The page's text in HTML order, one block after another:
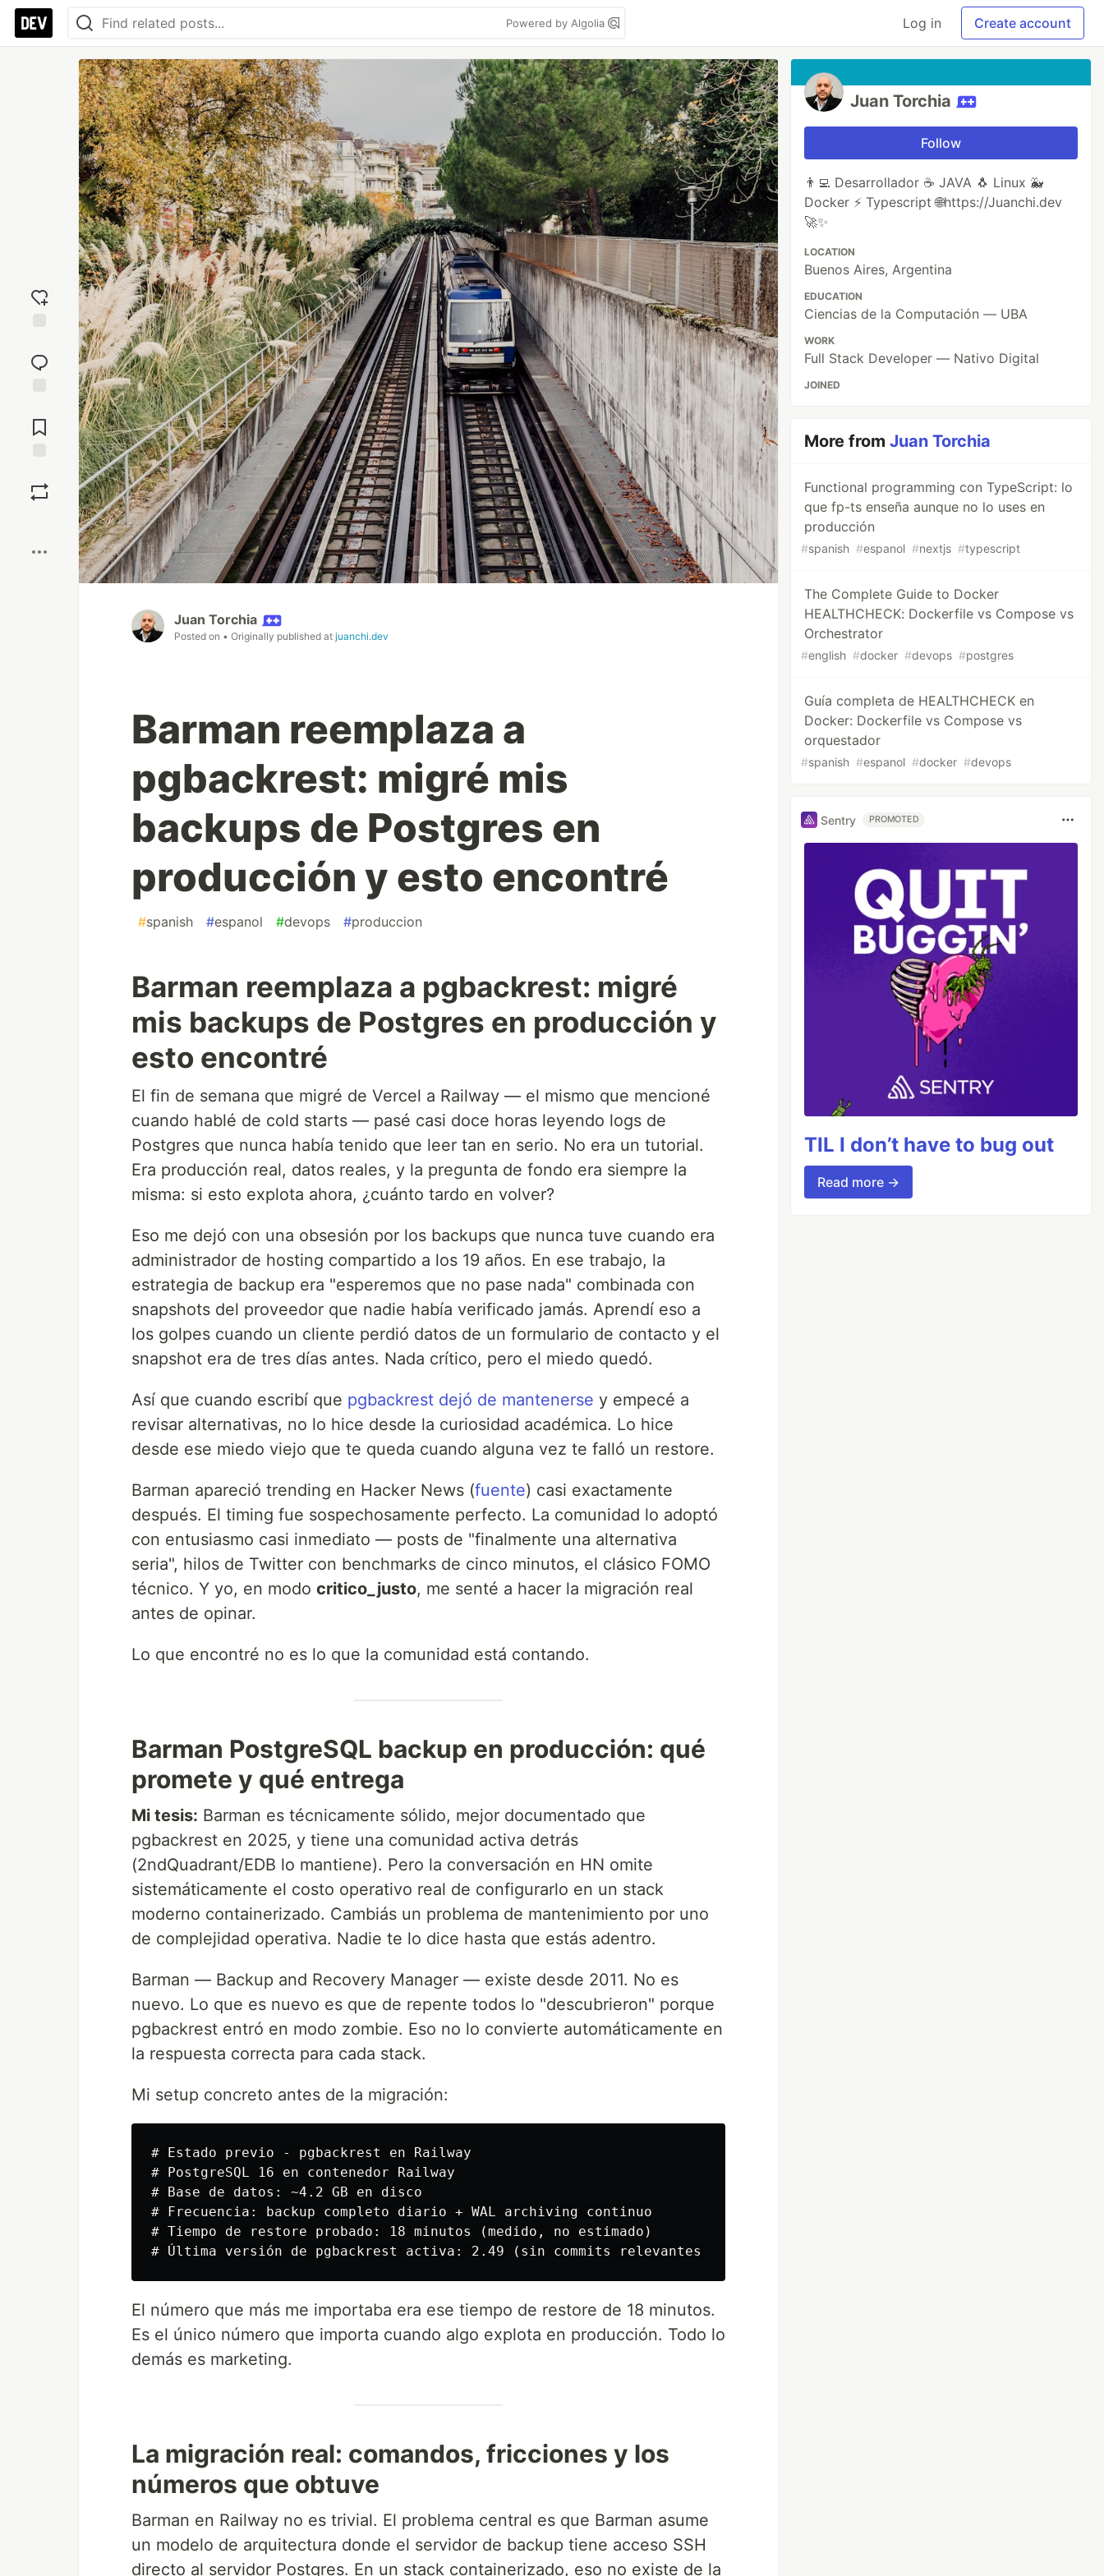
Powered by Algolia Log in Create account
reaction
Comments
Juan Torchia
Posted on • Originally published at juanchi.dev
Barman reemplaza a
pgbackrest: migré mis
backups de Postgres en
producción y esto encontré
#spanish #espanol #devops #produccion
Barman reemplaza a pgbackrest: migré
mis backups de Postgres en producción y
esto encontré
El fin de semana que migré de Vercel a Railway — el mismo que mencioné
cuando hablé de cold starts — pasé casi doce horas leyendo logs de
Postgres que nunca había tenido que leer tan en serio. No era un tutorial.
Era producción real, datos reales, y la pregunta de fondo era siempre la
misma: si esto explota ahora, ¿cuánto tardo en volver?
Eso me dejó con una obsesión por los backups que nunca tuve cuando era
administrador de hosting compartido a los 19 años. En ese trabajo, la
estrategia de backup era "esperemos que no pase nada" combinada con
snapshots del proveedor que nadie había verificado jamás. Aprendí eso a
los golpes cuando un cliente perdió datos de un formulario de contacto y el
snapshot era de tres días antes. Nada crítico, pero el miedo quedó.
Así que cuando escribí que pgbackrest dejó de mantenerse y empecé a
revisar alternativas, no lo hice desde la curiosidad académica. Lo hice
desde ese miedo viejo que te queda cuando alguna vez te falló un restore.
Barman apareció trending en Hacker News (fuente) casi exactamente
después. El timing fue sospechosamente perfecto. La comunidad lo adoptó
con entusiasmo casi inmediato — posts de "finalmente una alternativa
seria", hilos de Twitter con benchmarks de cinco minutos, el clásico FOMO
técnico. Y yo, en modo critico_justo, me senté a hacer la migración real
antes de opinar.
Lo que encontré no es lo que la comunidad está contando.
Barman PostgreSQL backup en producción: qué
promete y qué entrega
Mi tesis: Barman es técnicamente sólido, mejor documentado que
pgbackrest en 2025, y tiene una comunidad activa detrás
(2ndQuadrant/EDB lo mantiene). Pero la conversación en HN omite
sistemáticamente el costo operativo real de configurarlo en un stack
moderno containerizado. Cambiás un problema de mantenimiento por uno
de complejidad operativa. Nadie te lo dice hasta que estás adentro.
Barman — Backup and Recovery Manager — existe desde 2011. No es
nuevo. Lo que es nuevo es que de repente todos lo "descubrieron" porque
pgbackrest entró en modo zombie. Eso no lo convierte automáticamente en
la respuesta correcta para cada stack.
Mi setup concreto antes de la migración:
# Estado previo - pgbackrest en Railway
# PostgreSQL 16 en contenedor Railway
# Base de datos: ~4.2 GB en disco
# Frecuencia: backup completo diario + WAL archiving continuo
# Tiempo de restore probado: 18 minutos (medido, no estimado)
El número que más me importaba era ese tiempo de restore de 18 minutos.
Es el único número que importa cuando algo explota en producción. Todo lo
demás es marketing.
La migración real: comandos, fricciones y los
números que obtuve
Barman en Railway no es trivial. El problema central es que Barman asume
un modelo de arquitectura donde el servidor de backup tiene acceso SSH
directo al servidor Postgres. En un stack containerizado, eso no existe de la
Juan Torchia
Follow
👨‍💻 Desarrollador ☕ JAVA 🐧 Linux 🐳
Docker ⚡ Typescript 🌐https://Juanchi.dev
🚀✨
LOCATION
Buenos Aires, Argentina
EDUCATION
Ciencias de la Computación — UBA
WORK
Full Stack Developer — Nativo Digital
JOINED
More fromJuan Torchia
Functional programming con TypeScript: lo
que fp-ts enseña aunque no lo uses en
producción
#spanish #espanol #nextjs #typescript
The Complete Guide to Docker
HEALTHCHECK: Dockerfile vs Compose vs
Orchestrator
#english #docker #devops #postgres
Guía completa de HEALTHCHECK en
Docker: Dockerfile vs Compose vs
orquestador
#spanish #espanol #docker #devops
Sentry PROMOTED
TIL I don’t have to bug out
Read more →